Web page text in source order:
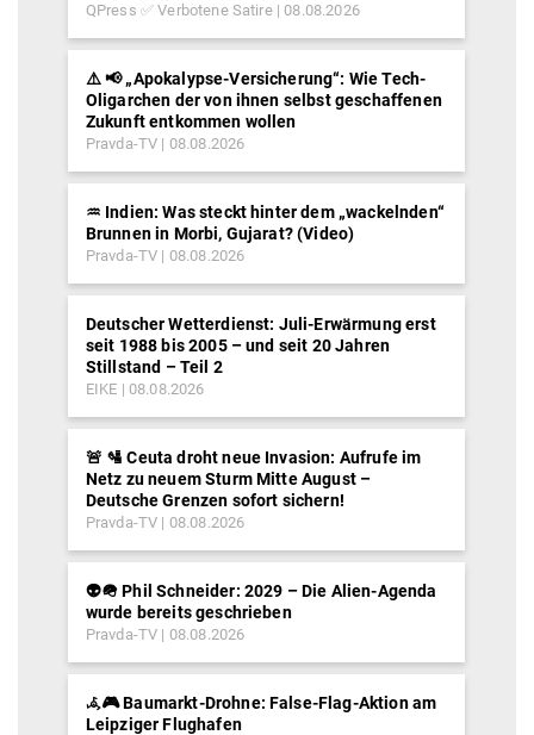
QPress ✅ Verbotene Satire 08.08.2026
⚠️ 📢 „Apokalypse-Versicherung“: Wie Tech-
Oligarchen der von ihnen selbst geschaffenen
Zukunft entkommen wollen
Pravda-TV 08.08.2026
♒︎ Indien: Was steckt hinter dem „wackelnden“
Brunnen in Morbi, Gujarat? (Video)
Pravda-TV 08.08.2026
Deutscher Wetterdienst: Juli-Erwärmung erst
seit 1988 bis 2005 – und seit 20 Jahren
Stillstand – Teil 2
EIKE 08.08.2026
🚨 🛂 Ceuta droht neue Invasion: Aufrufe im
Netz zu neuem Sturm Mitte August –
Deutsche Grenzen sofort sichern!
Pravda-TV 08.08.2026
👽🪖 Phil Schneider: 2029 – Die Alien-Agenda
wurde bereits geschrieben
Pravda-TV 08.08.2026
𖥂🎮 Baumarkt-Drohne: False-Flag-Aktion am
Leipziger Flughafen